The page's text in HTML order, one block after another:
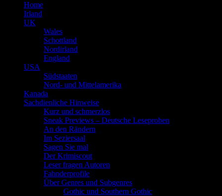
Home
Irland
UK
Wales
Schottland
Nordirland
England
USA
Südstaaten
Nord- und Mittelamerika
Kanada
Sachdienliche Hinweise
Kurz und schmerzlos
Sneak Previews – Deutsche Leseproben
An den Rändern
Im Seziersaal
Sagen Sie mal
Der Krimiscout
Leser fragen Autoren
Fahnderprofile
Über Genres und Subgenres
Gothic und Southern Gothic